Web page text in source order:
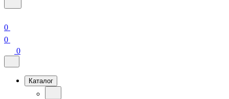
0
0
0
Каталог